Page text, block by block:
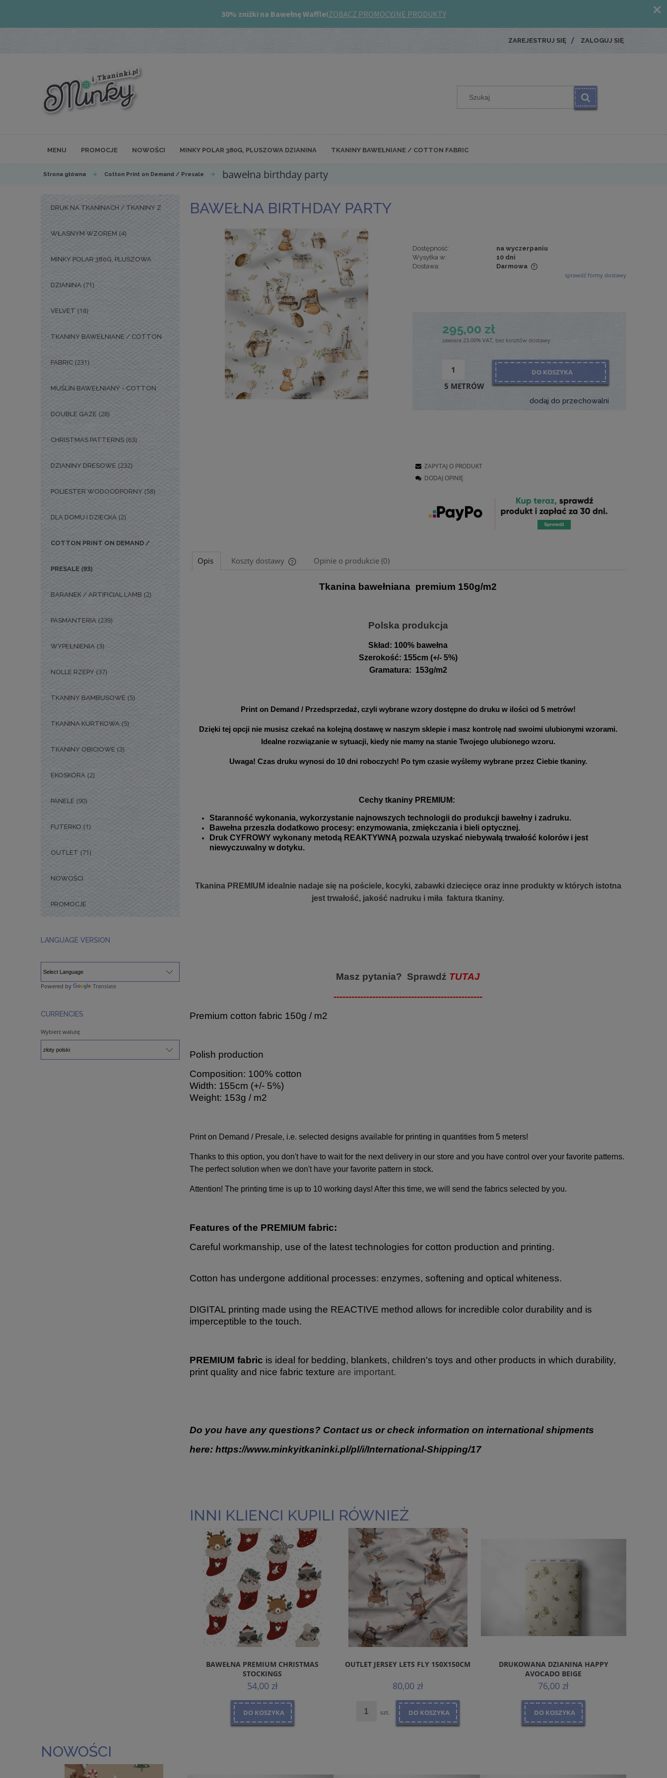
ZAREJESTRUJ SIĘ ZALOGUJ SIĘ
MENU PROMOCJE NOWOŚCI MINKY POLAR 380G, PLUSZOWA DZIANINA TKANINY BAWEŁNIANE / COTTON FABRIC
Strona główna Cotton Print on Demand / Presale bawełna birthday party
DRUK NA TKANINACH / TKANINY Z
WŁASNYM WZOREM (4)
MINKY POLAR 380G, PLUSZOWA
DZIANINA (71)
VELVET (18)
TKANINY BAWEŁNIANE / COTTON
FABRIC (231)
MUŚLIN BAWEŁNIANY - COTTON
DOUBLE GAZE (28)
CHRISTMAS PATTERNS (63)
DZIANINY DRESOWE (232)
POLIESTER WODOODPORNY (58)
DLA DOMU I DZIECKA (2)
COTTON PRINT ON DEMAND /
PRESALE (93)
BARANEK / ARTIFICIAL LAMB (2)
PASMANTERIA (239)
WYPEŁNIENIA (3)
NOLLE RZEPY (37)
TKANINY BAMBUSOWE (5)
TKANINA KURTKOWA (5)
TKANINY OBICIOWE (3)
EKOSKÓRA (2)
PANELE (90)
FUTERKO (1)
OUTLET (71)
NOWOŚCI
PROMOCJE
LANGUAGE VERSION
Powered by Translate
CURRENCIES
Wybierz walutę
BAWEŁNA BIRTHDAY PARTY
Dostępność:
na wyczerpaniu
Wysyłka w:
10 dni
Dostawa:
Darmowa
sprawdź formy dostawy
295,00 zł
zawiera 23.00% VAT, bez kosztów dostawy
5 METRÓW
DO KOSZYKA
dodaj do przechowalni
ZAPYTAJ O PRODUKT
DODAJ OPINIĘ
Opis Koszty dostawy
Cena nie zawiera ewentualnych kosztów
Opinie o produkcie (0)
Tkanina bawełniana premium 150g/m2
Polska produkcja
Skład: 100% bawełna
Szerokość: 155cm (+/- 5%)
Gramatura: 153g/m2
Print on Demand / Przedsprzedaż, czyli wybrane wzory dostępne do druku w ilości od 5 metrów!
Dzięki tej opcji nie musisz czekać na kolejną dostawę w naszym sklepie i masz kontrolę nad swoimi ulubionymi wzorami.
Idealne rozwiązanie w sytuacji, kiedy nie mamy na stanie Twojego ulubionego wzoru.
Uwaga! Czas druku wynosi do 10 dni roboczych! Po tym czasie wyślemy wybrane przez Ciebie tkaniny.
Cechy tkaniny PREMIUM:
Staranność wykonania, wykorzystanie najnowszych technologii do produkcji bawełny i zadruku.
Bawełna przeszła dodatkowo procesy: enzymowania, zmiękczania i bieli optycznej.
Druk CYFROWY wykonany metodą REAKTYWNĄ pozwala uzyskać niebywałą trwałość kolorów i jest
niewyczuwalny w dotyku.
Tkanina PREMIUM idealnie nadaje się na pościele, kocyki, zabawki dziecięce oraz inne produkty w których istotna
jest trwałość, jakość nadruku i miła faktura tkaniny.
Masz pytania? Sprawdź TUTAJ
--------------------------------------------------
Premium cotton fabric 150g / m2
Polish production
Composition: 100% cotton
Width: 155cm (+/- 5%)
Weight: 153g / m2
Print on Demand / Presale, i.e. selected designs available for printing in quantities from 5 meters!
Thanks to this option, you don't have to wait for the next delivery in our store and you have control over your favorite patterns.
The perfect solution when we don't have your favorite pattern in stock.
Attention! The printing time is up to 10 working days! After this time, we will send the fabrics selected by you.
Features of the PREMIUM fabric:
Careful workmanship, use of the latest technologies for cotton production and printing.
Cotton has undergone additional processes: enzymes, softening and optical whiteness.
DIGITAL printing made using the REACTIVE method allows for incredible color durability and is
imperceptible to the touch.
PREMIUM fabric is ideal for bedding, blankets, children's toys and other products in which durability,
print quality and nice fabric texture are important.
Do you have any questions? Contact us or check information on international shipments
here: https://www.minkyitkaninki.pl/pl/i/International-Shipping/17
INNI KLIENCI KUPILI RÓWNIEŻ
BAWEŁNA PREMIUM CHRISTMAS
STOCKINGS
54,00 zł
DO KOSZYKA
OUTLET JERSEY LETS FLY 150X150CM
80,00 zł
szt. DO KOSZYKA
DRUKOWANA DZIANINA HAPPY
AVOCADO BEIGE
76,00 zł
DO KOSZYKA
NOWOŚCI